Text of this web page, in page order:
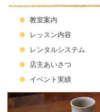
教室案内
レッスン内容
レンタルシステム
店主あいさつ
イベント実績